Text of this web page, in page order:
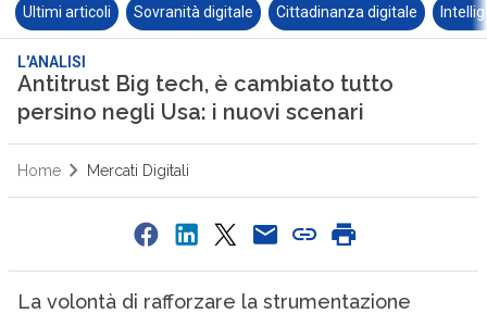
Ultimi articoli Sovranità digitale Cittadinanza digitale
L'ANALISI
Antitrust Big tech, è cambiato tutto
persino negli Usa: i nuovi scenari
Home Mercati Digitali
La volontà di rafforzare la strumentazione